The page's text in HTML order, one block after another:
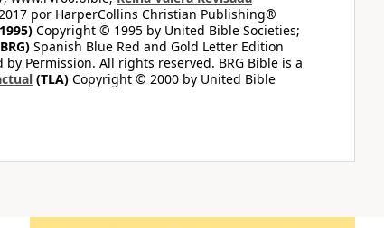
por HarperCollins Christian Publishing®
Copyright © 1995 by United Bible Societies;
Spanish Blue Red and Gold Letter Edition
Permission. All rights reserved. BRG Bible is a
(TLA) Copyright © 2000 by United Bible